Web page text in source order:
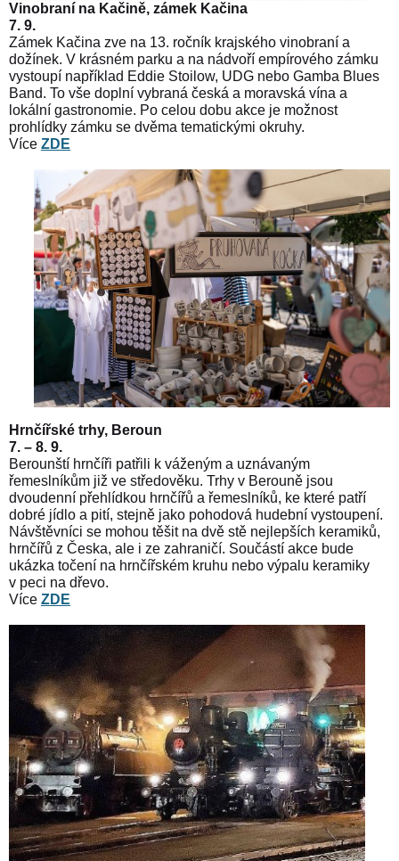
Vinobraní na Kačině, zámek Kačina
7. 9.
Zámek Kačina zve na 13. ročník krajského vinobraní a
dožínek. V krásném parku a na nádvoří empírového zámku
vystoupí například Eddie Stoilow, UDG nebo Gamba Blues
Band. To vše doplní vybraná česká a moravská vína a
lokální gastronomie. Po celou dobu akce je možnost
prohlídky zámku se dvěma tematickými okruhy.
Více ZDE
Hrnčířské trhy, Beroun
7. –8. 9.
Berounští hrnčíři patřili k váženým a uznávaným
řemeslníkům již ve středověku. Trhy v Berouně jsou
dvoudenní přehlídkou hrnčířů a řemeslníků, ke které patří
dobré jídlo a pití, stejně jako pohodová hudební vystoupení.
Návštěvníci se mohou těšit na dvě stě nejlepších keramiků,
hrnčířů z Česka, ale i ze zahraničí. Součástí akce bude
ukázka točení na hrnčířském kruhu nebo výpalu keramiky
v peci na dřevo.
Více ZDE